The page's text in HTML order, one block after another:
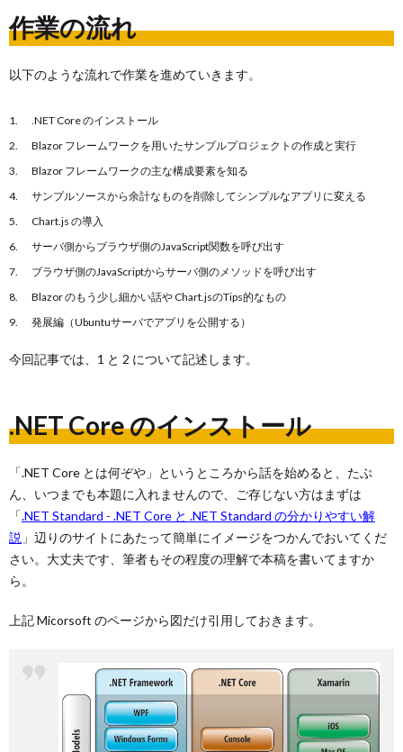
作業の流れ
以下のような流れで作業を進めていきます。
.NET Core のインストール
Blazor フレームワークを用いたサンプルプロジェクトの作成と実行
Blazor フレームワークの主な構成要素を知る
サンプルソースから余計なものを削除してシンプルなアプリに変える
Chart.js の導入
サーバ側からブラウザ側のJavaScript関数を呼び出す
ブラウザ側のJavaScriptからサーバ側のメソッドを呼び出す
Blazor のもう少し細かい話や Chart.jsのTips的なもの
発展編（Ubuntuサーバでアプリを公開する）
今回記事では、1 と 2 について記述します。
.NET Core のインストール
「.NET Core とは何ぞや」というところから話を始めると、たぶ
ん、いつまでも本題に入れませんので、ご存じない方はまずは
「.NET Standard - .NET Core と .NET Standard の分かりやすい解
説 」辺りのサイトにあたって簡単にイメージをつかんでおいてくだ
さい。大丈夫です、筆者もその程度の理解で本稿を書いてますか
ら。
上記 Micorsoft のページから図だけ引用しておきます。